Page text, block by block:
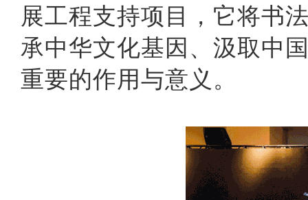
展工程支持项目，它将书
承中华文化基因、汲取中
重要的作用与意义。